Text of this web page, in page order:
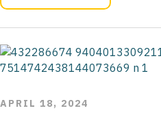
APRIL 18, 2024